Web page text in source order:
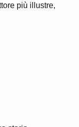
più illustre,